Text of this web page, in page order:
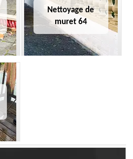
Nettoyage de
muret 64